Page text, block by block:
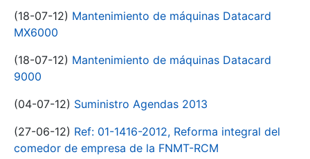
(18-07-12) Mantenimiento de máquinas Datacard
MX6000
(18-07-12) Mantenimiento de máquinas Datacard
9000
(04-07-12) Suministro Agendas 2013
(27-06-12) Ref: 01-1416-2012, Reforma integral del
comedor de empresa de la FNMT-RCM